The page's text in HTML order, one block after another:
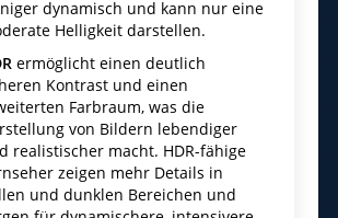
dynamisch und kann nur eine
Helligkeit darstellen.
ermöglicht einen deutlich
Kontrast und einen
Farbraum, was die
von Bildern lebendiger
realistischer macht. HDR-fähige
zeigen mehr Details in
und dunklen Bereichen und